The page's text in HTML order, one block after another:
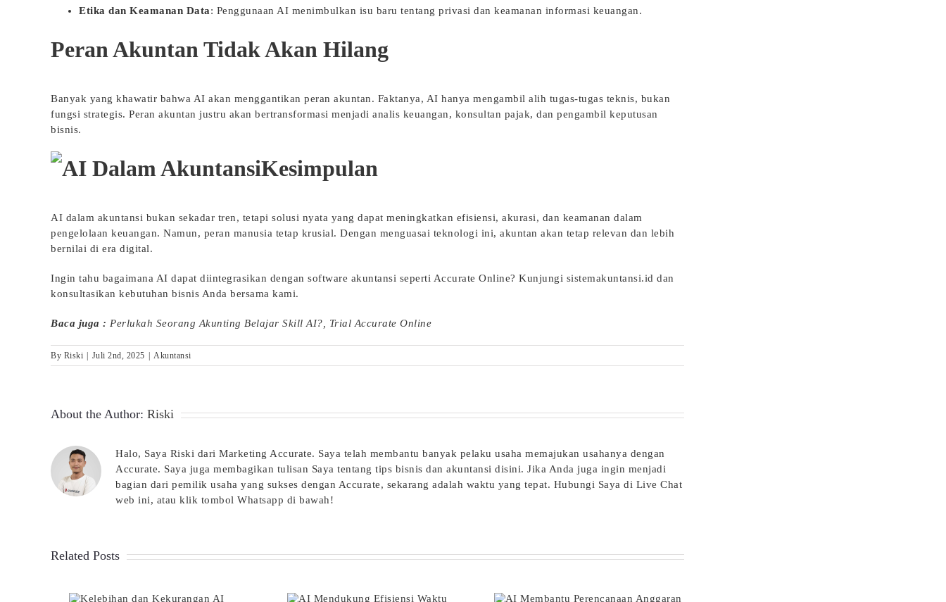
Etika dan Keamanan Data: Penggunaan AI menimbulkan isu baru tentang privasi dan keamanan informasi keuangan.
Peran Akuntan Tidak Akan Hilang
Banyak yang khawatir bahwa AI akan menggantikan peran akuntan. Faktanya, AI hanya mengambil alih tugas-tugas teknis, bukan
fungsi strategis. Peran akuntan justru akan bertransformasi menjadi analis keuangan, konsultan pajak, dan pengambil keputusan
bisnis.
Kesimpulan
AI dalam akuntansi bukan sekadar tren, tetapi solusi nyata yang dapat meningkatkan efisiensi, akurasi, dan keamanan dalam
pengelolaan keuangan. Namun, peran manusia tetap krusial. Dengan menguasai teknologi ini, akuntan akan tetap relevan dan lebih
bernilai di era digital.
Ingin tahu bagaimana AI dapat diintegrasikan dengan software akuntansi seperti Accurate Online? Kunjungi sistemakuntansi.id dan
konsultasikan kebutuhan bisnis Anda bersama kami.
Baca juga : Perlukah Seorang Akunting Belajar Skill AI? Trial Accurate Online
By Riski Juli 2nd, 2025 Akuntansi
About the Author: Riski
Halo, Saya Riski dari Marketing Accurate. Saya telah membantu banyak pelaku usaha memajukan usahanya dengan
Accurate. Saya juga membagikan tulisan Saya tentang tips bisnis dan akuntansi disini. Jika Anda juga ingin menjadi
bagian dari pemilik usaha yang sukses dengan Accurate, sekarang adalah waktu yang tepat. Hubungi Saya di Live Chat
web ini, atau klik tombol Whatsapp di bawah!
Related Posts